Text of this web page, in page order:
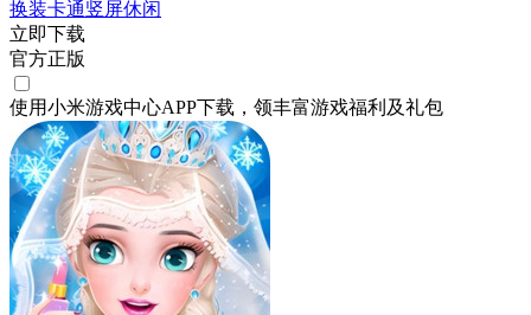
换装卡通竖屏休闲
立即下载
官方正版
使用小米游戏中心APP下载 ，领丰富游戏福利 及礼包